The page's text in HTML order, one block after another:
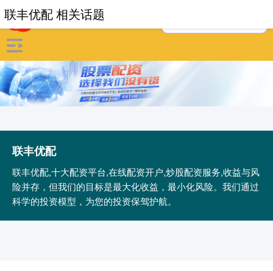
联丰优配
联丰优配,十大配资平台,在线配资开户,炒股配资服务,收益与风
险并存，但我们的目标是最大化收益，最小化风险。我们通过
科学的投资模型，为您的投资保驾护航。
联丰优配 相关话题